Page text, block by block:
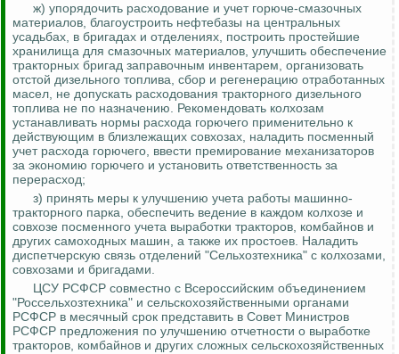
ж) упорядочить расходование и учет горюче-смазочных
материалов, благоустроить нефтебазы на центральных
усадьбах, в бригадах и отделениях, построить простейшие
хранилища для смазочных материалов, улучшить обеспечение
тракторных бригад заправочным инвентарем, организовать
отстой дизельного топлива, сбор и регенерацию отработанных
масел, не допускать расходования тракторного дизельного
топлива не по назначению. Рекомендовать колхозам
устанавливать нормы расхода горючего применительно к
действующим в близлежащих совхозах, наладить посменный
учет расхода горючего, ввести премирование механизаторов
за экономию горючего и установить ответственность за
перерасход;
з) принять меры к улучшению учета работы машинно-
тракторного парка, обеспечить ведение в каждом колхозе и
совхозе посменного учета выработки тракторов, комбайнов и
других самоходных машин, а также их простоев. Наладить
диспетчерскую связь отделений "Сельхозтехника" с колхозами,
совхозами и бригадами.
ЦСУ РСФСР совместно с Всероссийским объединением
"Россельхозтехника" и сельскохозяйственными органами
РСФСР в месячный срок представить в Совет Министров
РСФСР предложения по улучшению отчетности о выработке
тракторов, комбайнов и других сложных сельскохозяйственных